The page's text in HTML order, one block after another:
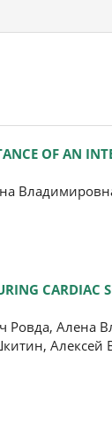
OF AN
CARDIAC
Алена
Алексей